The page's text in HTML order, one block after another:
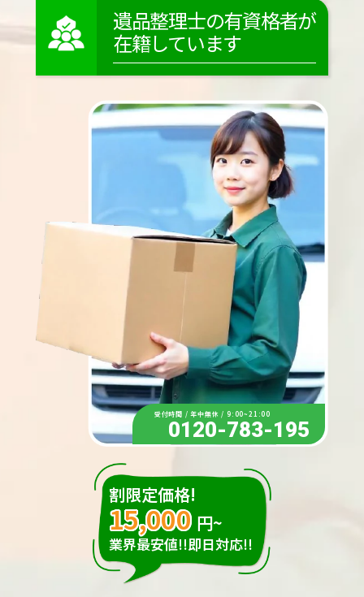
遺品整理士の有資格者が
在籍しています
受付時間 / 年中無休 / 9:00~21:00
0120-783-195
割限定価格!
15,000 円~
業界最安値!!即日対応!!